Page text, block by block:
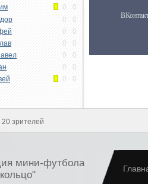
0 0
0 0
0 0
0 0
0 0
0 0
0 0
зрителей
мини-футбола